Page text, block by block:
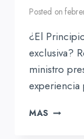
Posted on
¿El
exclusiva?
ministro
MAS ¿EL